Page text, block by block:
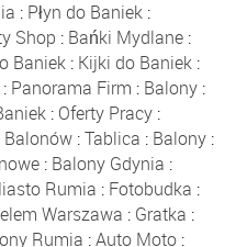
: Płyn do Baniek:
Shop : Bańki Mydlane :
Baniek : Kijki do Baniek :
: Panorama Firm : Balony :
: Oferty Pracy:
:Tablica : Balony:
: Balony Gdynia :
Rumia : Fotobudka :
Warszawa : Gratka :
Rumia :Auto Moto :